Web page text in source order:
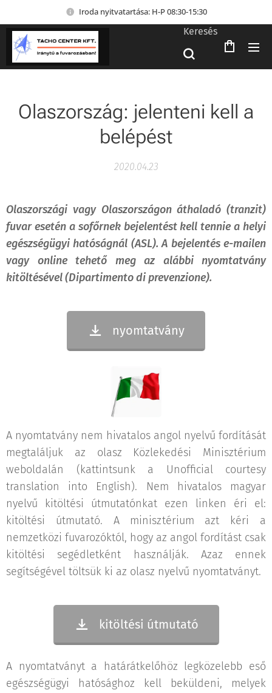
Iroda nyitvatartása: H-P 08:30-15:30
Keresés
Olaszország: jelenteni kell a
belépést
2020.04.23
Olaszországi vagy Olaszországon áthaladó (tranzit)
fuvar esetén a sofőrnek bejelentést kell tennie a helyi
egészségügyi hatóságnál (ASL). A bejelentés e-mailen
vagy online tehető meg az alábbi nyomtatvány
kitöltésével (Dipartimento di prevenzione).
nyomtatvány
A nyomtatvány nem hivatalos angol nyelvű fordítását
megtaláljuk az olasz Közlekedési Minisztérium
weboldalán (kattintsunk a Unofficial courtesy
translation into English). Nem hivatalos magyar
nyelvű kitöltési útmutatónkat ezen linken éri el:
kitöltési útmutató. A minisztérium azt kéri a
nemzetközi fuvarozóktól, hogy az angol fordítást csak
kitöltési segédletként használják. Azaz ennek
segítségével töltsük ki az olasz nyelvű nyomtatványt.
kitöltési útmutató
A nyomtatványt a határátkelőhöz legközelebb eső
egészségügyi hatósághoz kell beküldeni, melyek